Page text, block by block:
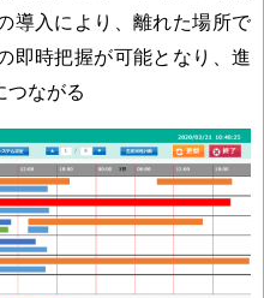
導入により、離れた場所で
即時把握が可能となり、進
つながる